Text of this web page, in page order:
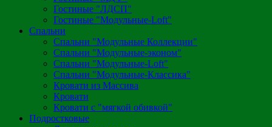
Гостиные "ЛДСП"
Гостиные "Модульные-Loft"
Спальни
Спальни "Модульные Коллекции"
Спальни "Модульные-эконом"
Спальни "Модульные-Loft"
Спальни "Модульные-Классика"
Кровати из Массива
Кровати
Кровати с "мягкой обивкой"
Подростковые